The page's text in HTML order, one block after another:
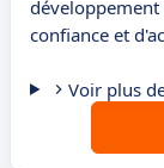
confiance et
Voir plus